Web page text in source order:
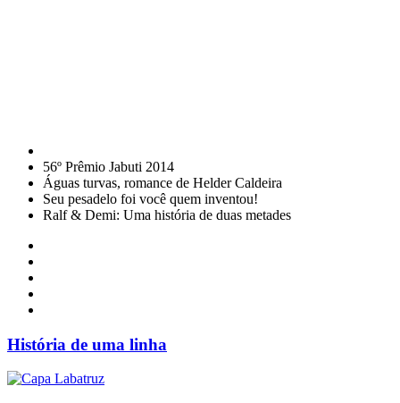
56º Prêmio Jabuti 2014
Águas turvas, romance de Helder Caldeira
Seu pesadelo foi você quem inventou!
Ralf & Demi: Uma história de duas metades
História de uma linha